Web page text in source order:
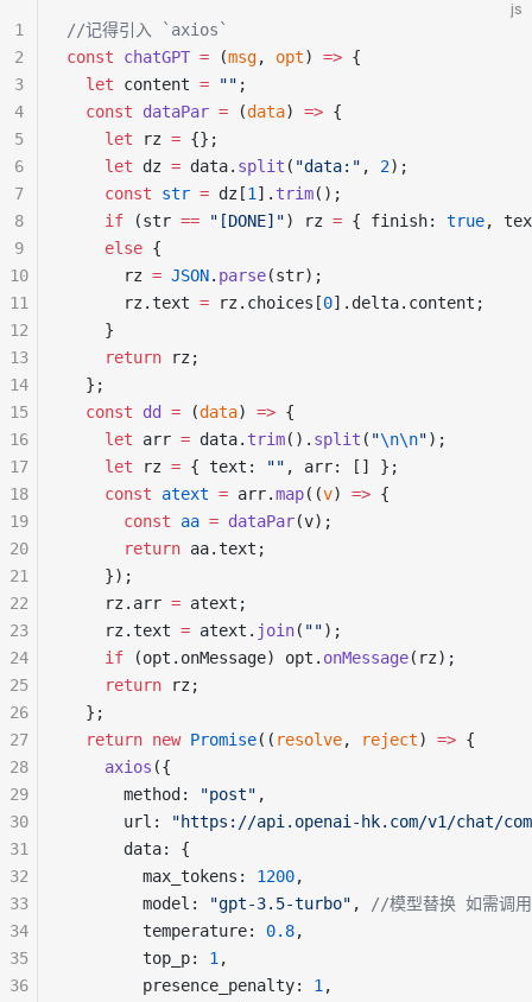
js
//记得引入 `axios`
const
chatGPT = (msg, opt) => {
let content = "" ;
const
dataPar = (data) => {
let rz = {};
let dz = data. split ( "data:" , 2);
const
str = dz[1 ]. trim();
if (str == "[DONE]") rz = { finish: true,
else {
      rz
= JSON. parse(str);
      rz.text
= rz.choices[0].delta.content;
    }
return rz;
  };
const
dd = (data) => {
let arr = data. trim(). split ( "\n\n");
let rz = { text: "" , arr: [] };
const
atext = arr.map((v) => {
const
aa = dataPar(v);
return aa.text;
    });
    rz.arr
= atext;
    rz.text
= atext. join( "");
if (opt.onMessage) opt. onMessage(rz);
return rz;
  };
return new Promise(( resolve, reject) => {
axios ({
      method:
"post" ,
      url:
"https://api.openai-hk.com/v1/chat/
      data: {
        max_tokens:
1200,
        model:
"gpt-3.5-turbo" ,
//模型替换 如需调
        temperature:
0.8,
        top_p:
1 ,
        presence_penalty:
1 ,
1
2
3
4
5
6
7
8
9
10
11
12
13
14
15
16
17
18
19
20
21
22
23
24
25
26
27
28
29
30
31
32
33
34
35
36